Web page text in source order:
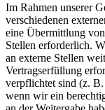
Im Rahmen unserer
verschiedenen
eine Übermittlung
Stellen erforderlich.
an externe Stellen
Vertragserfüllung
verpflichtet sind (z. B.
wenn wir ein